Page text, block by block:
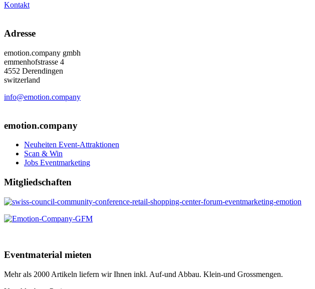
Kontakt
Adresse
emotion.company gmbh
emmenhofstrasse 4
4552 Derendingen
switzerland
info@emotion.company
emotion.company
Neuheiten Event-Attraktionen
Scan & Win
Jobs Eventmarketing
Mitgliedschaften
Eventmaterial mieten
Mehr als 2000 Artikeln liefern wir Ihnen inkl. Auf-und Abbau. Klein-und Grossmengen.